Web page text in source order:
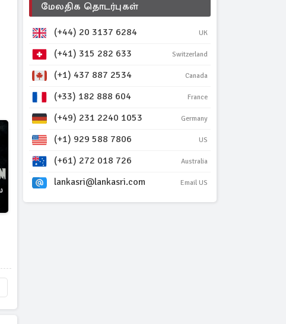
மேலதிக தொடர்புகள்
(+44) 20 3137 6284 UK
(+41) 315 282 633 Switzerland
(+1) 437 887 2534 Canada
(+33) 182 888 604 France
(+49) 231 2240 1053 Germany
(+1) 929 588 7806 US
(+61) 272 018 726 Australia
lankasri@lankasri.com Email US